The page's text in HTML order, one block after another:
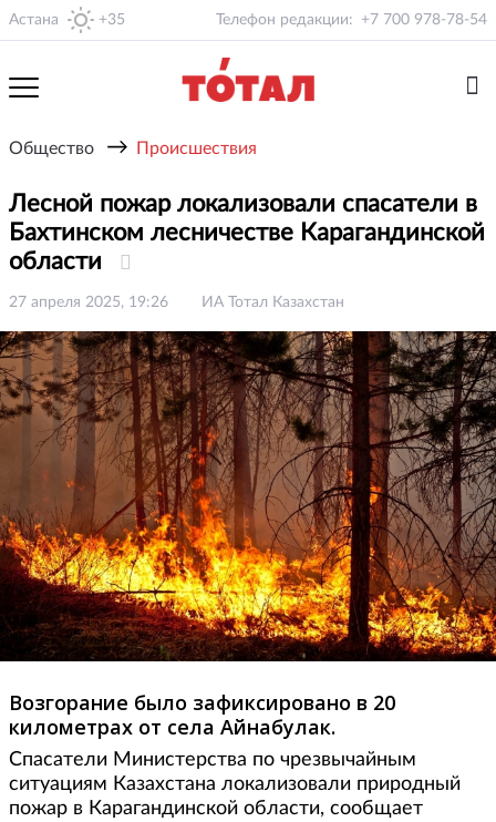
Астана +35 Телефон редакции: +7 700 978-78-54
Общество → Происшествия
Лесной пожар локализовали спасатели в
Бахтинском лесничестве Карагандинской
области
27 апреля 2025, 19:26 ИА Тотал Казахстан
Возгорание было зафиксировано в 20
километрах от села Айнабулак.
Спасатели Министерства по чрезвычайным
ситуациям Казахстана локализовали природный
пожар в Карагандинской области, сообщает